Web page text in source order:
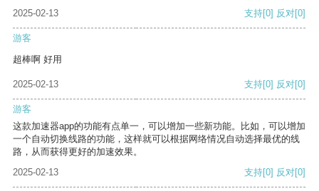
2025-02-13 支持[0] 反对[0]
游客
超棒啊 好用
2025-02-13 支持[0] 反对[0]
游客
这款加速器app的功能有点单一，可以增加一些新功能。比如，可以增加
一个自动切换线路的功能，这样就可以根据网络情况自动选择最优的线
路，从而获得更好的加速效果。
2025-02-13
支持[0] 反对[0]